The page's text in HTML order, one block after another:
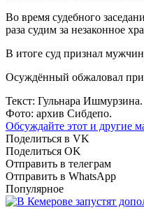
Во время судебного
раза судим за незаконное
В итоге суд признал
Осуждённый обжаловал
Текст: Гульнара Ишмурзина.
Фото: архив Сибдепо.
Обсуждайте этот и другие
Поделиться в VK
Поделиться OK
Отправить в телеграм
Отправить в WhatsApp
Популярное